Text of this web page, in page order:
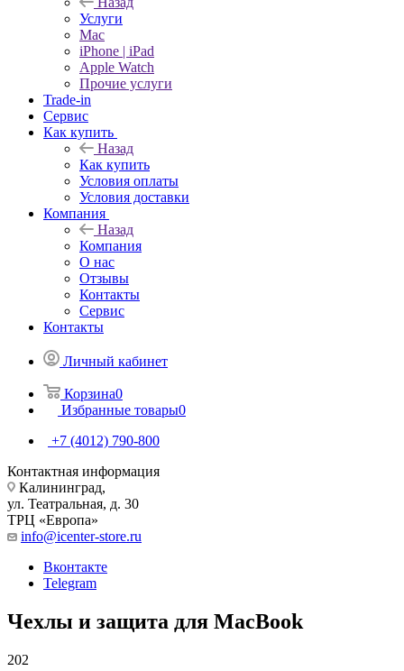
Услуги
Mac
iPhone | iPad
Apple Watch
Прочие услуги
Trade-in
Сервис
Как купить
Назад
Как купить
Условия оплаты
Условия доставки
Компания
Назад
Компания
О нас
Отзывы
Контакты
Сервис
Контакты
Личный кабинет
Корзина0
Избранные товары0
+7 (4012) 790-800
Контактная информация
Калининград,
ул. Театральная, д. 30
ТРЦ «Европа»
info@icenter-store.ru
Вконтакте
Telegram
Чехлы и защита для MacBook
202